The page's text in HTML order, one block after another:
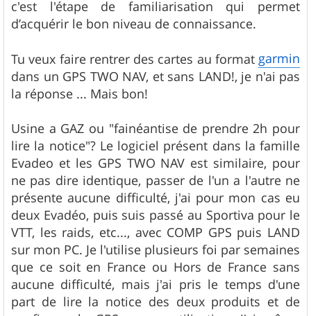
c'est l'étape de familiarisation qui permet
d’acquérir le bon niveau de connaissance.
Tu veux faire rentrer des cartes au format garmin
dans un GPS TWO NAV, et sans LAND!, je n'ai pas
la réponse ... Mais bon!
Usine a GAZ ou "fainéantise de prendre 2h pour
lire la notice"? Le logiciel présent dans la famille
Evadeo et les GPS TWO NAV est similaire, pour
ne pas dire identique, passer de l'un a l'autre ne
présente aucune difficulté, j'ai pour mon cas eu
deux Evadéo, puis suis passé au Sportiva pour le
VTT, les raids, etc..., avec COMP GPS puis LAND
sur mon PC. Je l'utilise plusieurs foi par semaines
que ce soit en France ou Hors de France sans
aucune difficulté, mais j'ai pris le temps d'une
part de lire la notice des deux produits et de